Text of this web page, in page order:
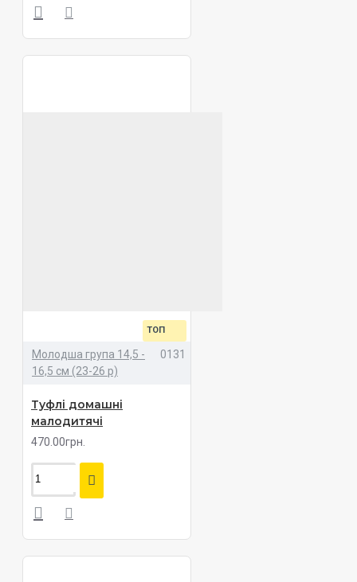
ТОП
Молодша група 14,5 -
16,5 см (23-26 р)
0131
Туфлі домашні
малодитячі
470.00грн.